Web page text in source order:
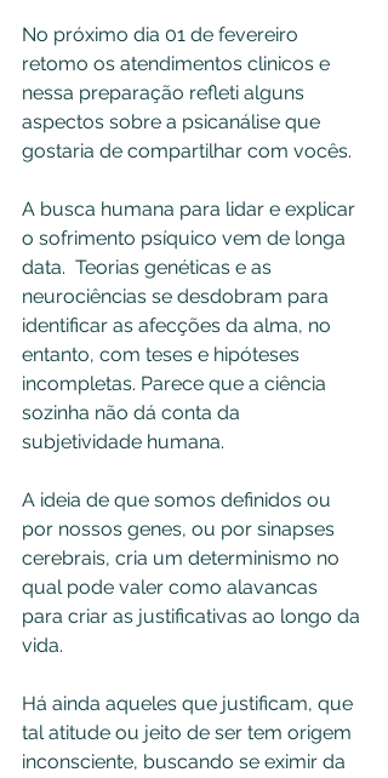
No próximo dia 01 de fevereiro
retomo os atendimentos clinicos e
nessa preparação refleti alguns
aspectos sobre a psicanálise que
gostaria de compartilhar com vocês.
A busca humana para lidar e explicar
o sofrimento psíquico vem de longa
data.  Teorias genéticas e as
neurociências se desdobram para
identificar as afecções da alma, no
entanto, com teses e hipóteses
incompletas. Parece que a ciência
sozinha não dá conta da
subjetividade humana.
A ideia de que somos definidos ou
por nossos genes, ou por sinapses
cerebrais, cria um determinismo no
qual pode valer como alavancas
para criar as justificativas ao longo da
vida.
Há ainda aqueles que justificam, que
tal atitude ou jeito de ser tem origem
inconsciente, buscando se eximir da